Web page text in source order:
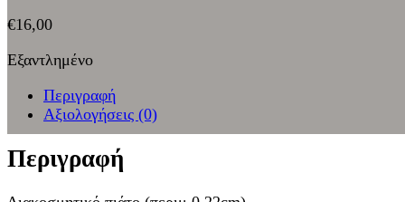
€16,00
Εξαντλημένο
Περιγραφή
Αξιολογήσεις (0)
Περιγραφή